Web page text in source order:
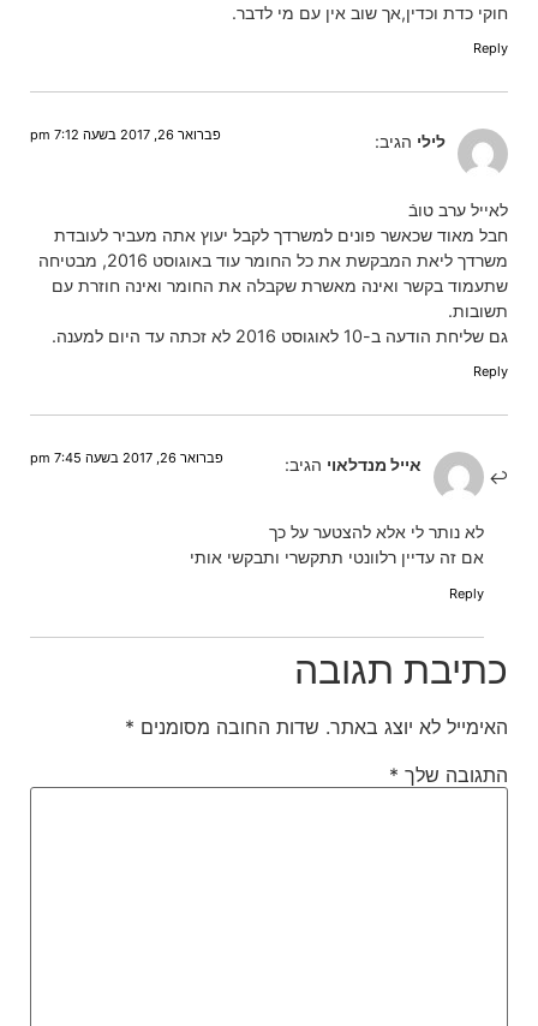
חוקי כדת וכדין,אך שוב אין עם מי לדבר.
Reply
לילי הגיב: פברואר 26, 2017 בשעה 7:12 pm
לאייל ערב טובֿ
חבל מאוד שכאשר פונים למשרדך לקבל יעוץ אתה מעביר לעובדת
משרדך ליאת המבקשת את כל החומר עוד באוגוסט 2016, מבטיחה
שתעמוד בקשר ואינה מאשרת שקבלה את החומר ואינה חוזרת עם
תשובות.
גם שליחת הודעה ב-10 לאוגוסט 2016 לא זכתה עד היום למענה.
Reply
אייל מנדלאוי הגיב: פברואר 26, 2017 בשעה 7:45 pm
לא נותר לי אלא להצטער על כך
אם זה עדיין רלוונטי תתקשרי ותבקשי אותי
Reply
כתיבת תגובה
האימייל לא יוצג באתר. שדות החובה מסומנים *
התגובה שלך *